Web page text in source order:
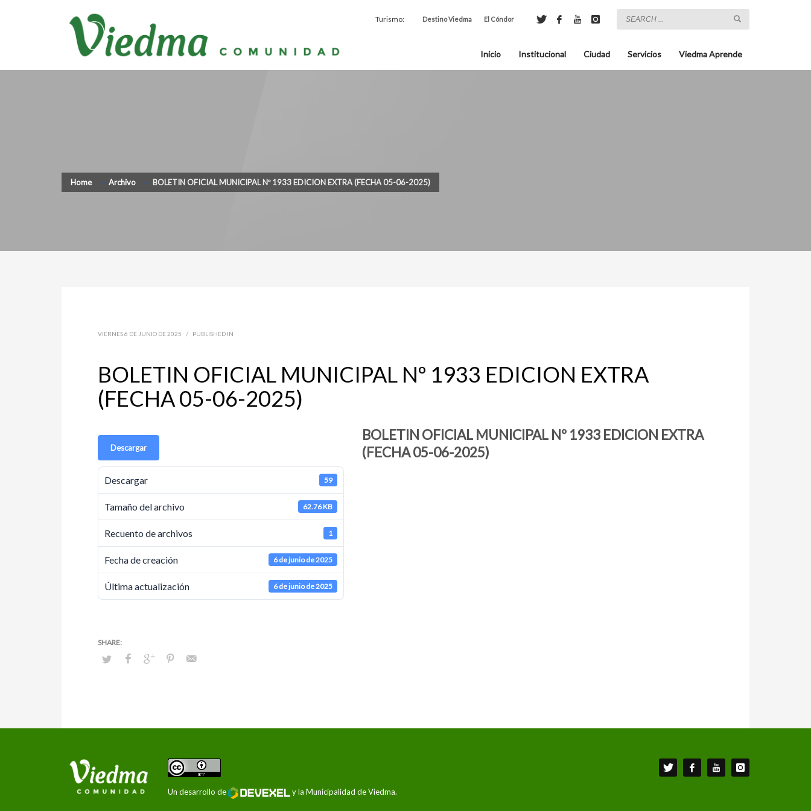
Turismo: Destino Viedma El Cóndor
Inicio Institucional Ciudad Servicios Viedma Aprende
Home Archivo BOLETIN OFICIAL MUNICIPAL Nº 1933 EDICION EXTRA (FECHA 05-06-2025)
VIERNES 6 DE JUNIO DE 2025 / PUBLISHED IN
BOLETIN OFICIAL MUNICIPAL Nº 1933 EDICION EXTRA
(FECHA 05-06-2025)
Descargar
Descargar 59
Tamaño del archivo 62.76 KB
Recuento de archivos 1
Fecha de creación 6 de junio de 2025
Última actualización 6 de junio de 2025
BOLETIN OFICIAL MUNICIPAL Nº 1933 EDICION EXTRA
(FECHA 05-06-2025)
Un desarrollo de y la Municipalidad de Viedma.